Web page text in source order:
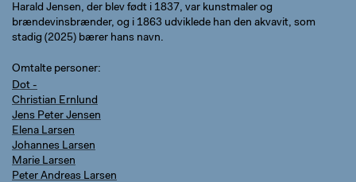
Harald Jensen, der blev født i 1837, var kunstmaler og
brændevinsbrænder, og i 1863 udviklede han den akvavit, som
stadig (2025) bærer hans navn.
Omtalte personer
Dot -
Christian Ernlund
Jens Peter Jensen
Elena Larsen
Johannes Larsen
Marie Larsen
Peter Andreas Larsen